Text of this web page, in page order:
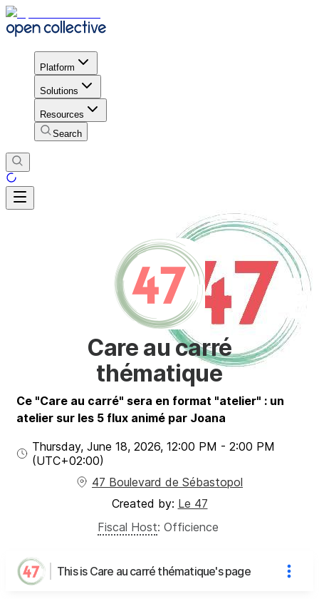
Platform
Solutions
Resources
Search
Care au carré
thématique
Ce "Care au carré" sera en format "atelier" : un
atelier sur les 5 flux animé par Joana
Thursday, June 18, 2026, 12:00 PM - 2:00 PM
(UTC+02:00)
47 Boulevard de Sébastopol
Created by: Le 47
Fiscal Host: Officience
This is Care au carré thématique's page